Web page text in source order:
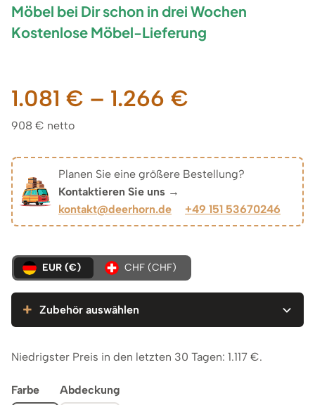
Möbel bei Dir schon in drei Wochen
Kostenlose Möbel-Lieferung
1.081 € – 1.266 €
bis
1.266 €
908 € netto
Planen Sie eine größere Bestellung?
Kontaktieren Sie uns →
kontakt@deerhorn.de
+49 151 53670246
EUR (€) CHF (CHF)
Zubehör auswählen
Niedrigster Preis in den letzten 30 Tagen: 1.117 €.
Farbe Abdeckung